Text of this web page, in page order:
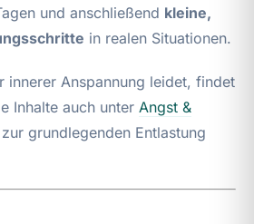
und anschließend kleine,
in realen Situationen.
innerer Anspannung leidet, findet
Inhalte auch unter Angst &
grundlegenden Entlastung